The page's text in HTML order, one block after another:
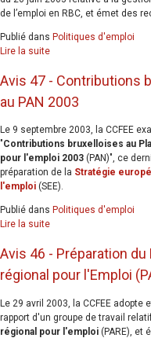
de l’emploi en RBC, et émet des
Publié dans Politiques d'emploi
Lire la suite
Avis 47 - Contributions
au PAN 2003
Le 9 septembre 2003, la CCFEE
"Contributions bruxelloises au
pour l'emploi 2003 (PAN)", ce
préparation de la Stratégie
l'emploi (SEE).
Publié dans Politiques d'emploi
Lire la suite
Avis 46 - Préparation du
régional pour l'Emploi
Le 29 avril 2003, la CCFEE adopte
rapport d'un groupe de travail
régional pour l'emploi (PARE), et